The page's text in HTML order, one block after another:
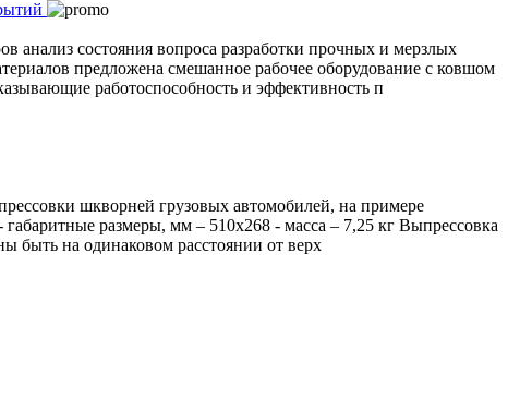
состояния вопроса разработки прочных и мерзлых
предложена смешанное рабочее оборудование с ковшом
работоспособность и эффективность п
шкворней грузовых автомобилей, на примере
размеры, мм – 510х268 - масса – 7,25 кг Выпрессовка
быть на одинаковом расстоянии от верх